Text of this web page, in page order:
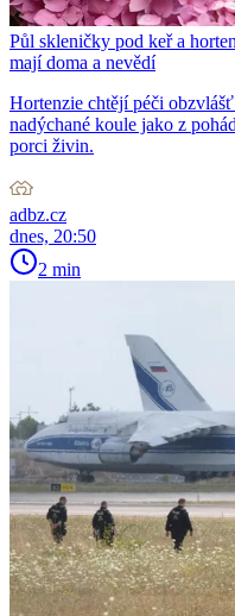
Půl skleničky pod keř a
mají doma a nevědí
Hortenzie chtějí péči
nadýchané koule jako z
porci živin.
adbz.cz
dnes, 20:50
2 min